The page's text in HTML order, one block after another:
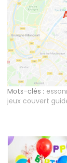
Mots-clés :
jeux couvert